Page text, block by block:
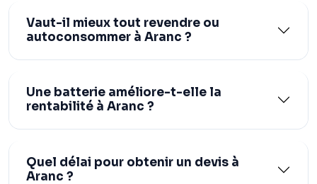
Vaut-il mieux tout revendre ou
autoconsommer à Aranc ?
Une batterie améliore-t-elle la
rentabilité à Aranc ?
Quel délai pour obtenir un devis à
Aranc ?